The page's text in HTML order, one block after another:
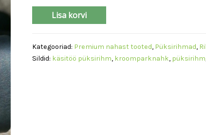
Püksirihm
40mm
must
Lisa korvi
Kategooriad: Premium nahast tooted, Püksirihmad,
Sildid: käsitöö püksirihm, kroomparknahk, püksirihm